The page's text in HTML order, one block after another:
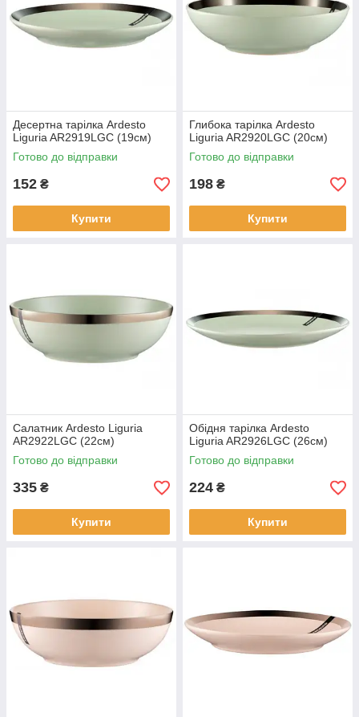
Десертна тарілка Ardesto
Liguria AR2919LGC (19см)
Готово до відправки
152 ₴
Купити
Глибока тарілка Ardesto
Liguria AR2920LGC (20см)
Готово до відправки
198 ₴
Купити
Салатник Ardesto Liguria
AR2922LGC (22см)
Готово до відправки
335 ₴
Купити
Обідня тарілка Ardesto
Liguria AR2926LGC (26см)
Готово до відправки
224 ₴
Купити